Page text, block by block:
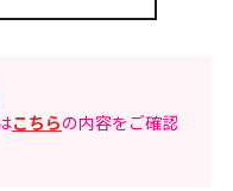
こちらの内容をご確認